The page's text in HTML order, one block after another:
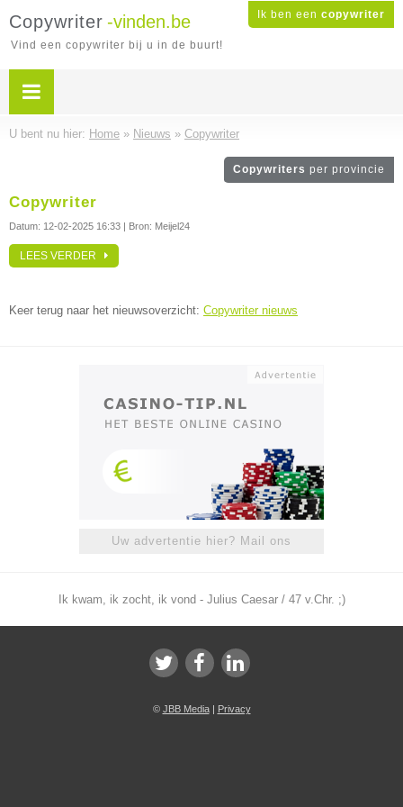
Ik ben een copywriter
Copywriter -vinden.be
Vind een copywriter bij u in de buurt!
U bent nu hier: Home » Nieuws » Copywriter
Copywriters per provincie
Copywriter
Datum: 12-02-2025 16:33 | Bron: Meijel24
LEES VERDER
Keer terug naar het nieuwsoverzicht: Copywriter nieuws
Uw advertentie hier? Mail ons
Ik kwam, ik zocht, ik vond - Julius Caesar / 47 v.Chr. ;)
© JBB Media| Privacy